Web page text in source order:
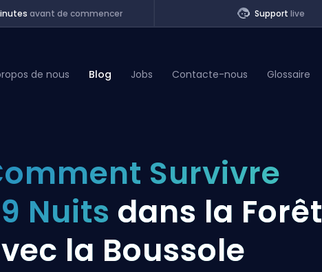
avant de commencer Support live
de nous Blog Jobs Contacte-nous Glossaire
Survivre
Nuits dans la Forêt
la Boussole